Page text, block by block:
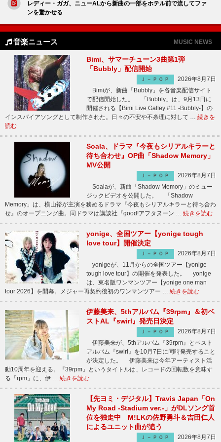
レディー・ガガ、ニューALから新曲の一部をホテル前で流してファ
ンを驚かせる
音楽ニュース MUSIC NEWS
Bimi、サマーチューン3曲第1弾
「Bubbly」配信開始
Ｊ－ＰＯＰ
2026年8月7日
Bimiが、新曲「Bubbly」を各音楽配信サイト
で配信開始した。 「Bubbly」は、9月13日に
開催される【Bimi Live Galley #11 -Bubbly-】の
インスパイアソングとして制作された。日々の不安や不条理に対して … 続きを
読む
Soala、ドラマ『今夜もシリアルキラーと
待ち合わせ』OP曲「Shadow Memory」
MV公開
Ｊ－ＰＯＰ
2026年8月7日
Soalaが、新曲「Shadow Memory」のミュー
ジックビデオを公開した。 「Shadow
Memory」は、横山裕が主演を務めるドラマ『今夜もシリアルキラーと待ち合わ
せ』のオープニング曲。同ドラマは講談社『good!アフタヌーン … 続きを読む
yonige、全国ツアー【yonige tough
love tour】開催決定
Ｊ－ＰＯＰ
2026年8月7日
yonigeが、11月からの全国ツアー【yonige
tough love tour】の開催を発表した。 yonige
は、東名阪ワンマンツアー【yonige one man
tour 2026】を開幕。メジャー再契約後初のワンマンツアー … 続きを読む
伊藤美来、5thアルバム『39rpm』＆初ベ
ストAL『swirl』発売日決定
Ｊ－ＰＯＰ
2026年8月7日
伊藤美来が、5thアルバム『39rpm』とベスト
アルバム『swirl』を10月7日に同時発売すること
が決定した。 伊藤美来は今年アーティスト活
動10周年を迎える。『39rpm』というタイトルは、レコードの回転数を意味す
る「rpm」に、伊 … 続きを読む
【先ヨミ・デジタル】Travis Japan「On
My Road -Stadium ver.-」がDLソング首
位を独走中 M!LKの佐野勇斗＆吉田仁人
によるユニット曲が追う
Ｊ－ＰＯＰ
2026年8月7日